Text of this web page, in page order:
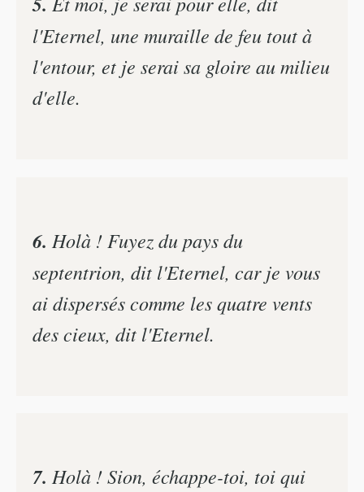
l'Eternel, une muraille de feu tout à
l'entour, et je serai sa gloire au milieu
d'elle.
6. Holà ! Fuyez du pays du
septentrion, dit l'Eternel, car je vous
ai dispersés comme les quatre vents
des cieux, dit l'Eternel.
7. Holà ! Sion, échappe-toi, toi qui